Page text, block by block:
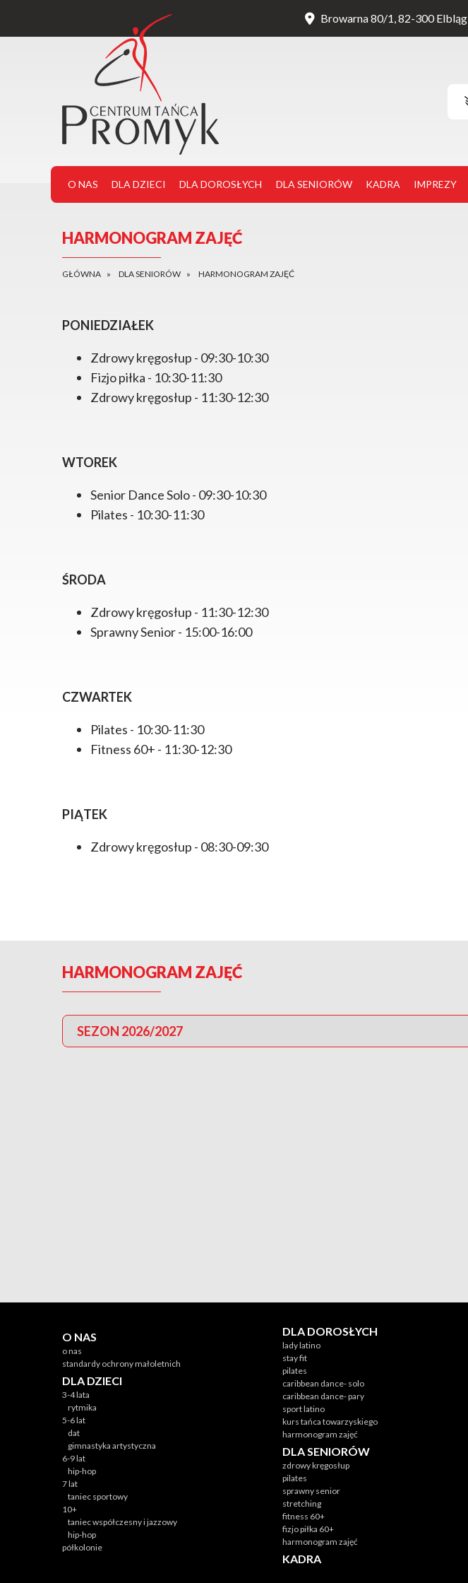
Browarna 80/1, 82-300 Elbląg
O NAS DLA DZIECI DLA DOROSŁYCH DLA SENIORÓW KADRA IMPREZY
HARMONOGRAM ZAJĘĆ
GŁÓWNA DLA SENIORÓW HARMONOGRAM ZAJĘĆ
PONIEDZIAŁEK
Zdrowy kręgosłup - 09:30-10:30
Fizjo piłka - 10:30-11:30
Zdrowy kręgosłup - 11:30-12:30
WTOREK
Senior Dance Solo - 09:30-10:30
Pilates - 10:30-11:30
ŚRODA
Zdrowy kręgosłup - 11:30-12:30
Sprawny Senior - 15:00-16:00
CZWARTEK
Pilates - 10:30-11:30
Fitness 60+ - 11:30-12:30
PIĄTEK
Zdrowy kręgosłup - 08:30-09:30
HARMONOGRAM ZAJĘĆ
SEZON 2026/2027
O NAS
o nas
standardy ochrony małoletnich
DLA DZIECI
3-4 lata
rytmika
5-6 lat
dat
gimnastyka artystyczna
6-9 lat
hip-hop
7 lat
taniec sportowy
10+
taniec współczesny i jazzowy
hip-hop
półkolonie
DLA DOROSŁYCH
lady latino
stay fit
pilates
caribbean dance- solo
caribbean dance- pary
sport latino
kurs tańca towarzyskiego
harmonogram zajęć
DLA SENIORÓW
zdrowy kręgosłup
pilates
sprawny senior
stretching
fitness 60+
fizjo piłka 60+
harmonogram zajęć
KADRA